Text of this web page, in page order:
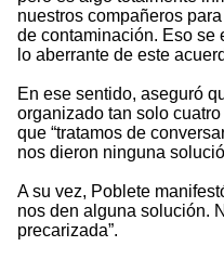
nuestros compañeros
de contaminación. Eso se
lo aberrante de este
En ese sentido, aseguró
organizado tan solo
que “tratamos de
nos dieron ninguna
A su vez, Poblete
nos den alguna solución.
precarizada”.